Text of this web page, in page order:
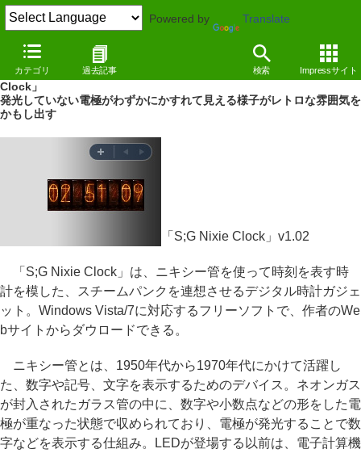
Powered by Translate
カテゴリ 過去記事 検索 Impressサイト
REVIEW
（10/01/15）
8本のニキシー管で時刻を表示するVista/7用ガジェット「S;G Nixie
Clock」
発光していない電極がわずかにかすれて見える様子がレトロな雰囲気を
かもし出す
「S;G Nixie Clock」v1.02
「S;G Nixie Clock」は、ニキシー管を使って時刻を表す時
計を模した、スチームパンクを連想させるデジタル時計ガジェ
ット。Windows Vista/7に対応するフリーソフトで、作者のWe
bサイトからダウロードできる。
ニキシー管とは、1950年代から1970年代にかけて活躍し
た、数字や記号、文字を表示するためのデバイス。ネオンガス
が封入されたガラス管の中に、数字や小数点などの形をした電
極が重なった状態で収められており、電極が発光することで数
字などを表示する仕組み。LEDが登場する以前は、電子計算機